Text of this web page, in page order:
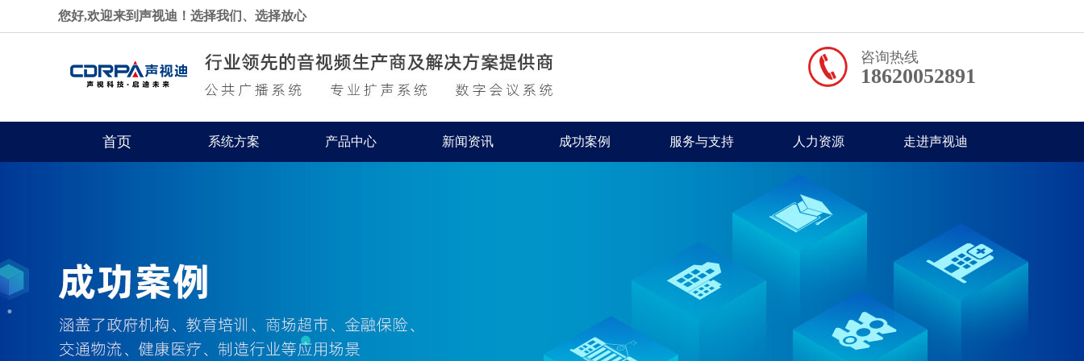
您好,欢迎来到声视迪！选择我们、选择放心
咨询热线
18620052891
首页 系统方案 产品中心 新闻资讯 成功案例 服务与支持 人力资源 走进声视迪